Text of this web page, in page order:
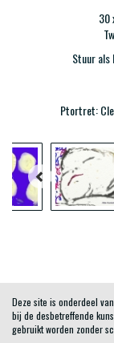
30
Stuur
Ptortret:
Deze site is onderdeel van
bij de desbetreffende
gebruikt worden zonder